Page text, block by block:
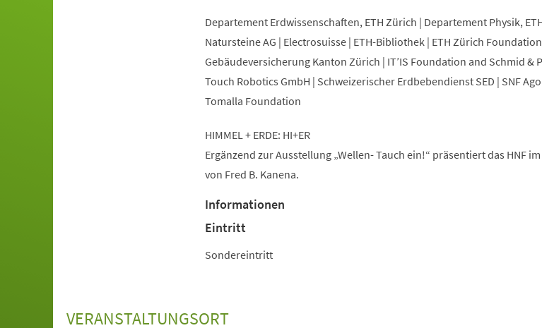
Departement Erdwissenschaften, ETH Zürich | Departement Physik,
Natursteine AG | Electrosuisse | ETH-Bibliothek | ETH Zürich
Gebäudeversicherung Kanton Zürich | IT’IS Foundation and Schmid &
Touch Robotics GmbH | Schweizerischer Erdbebendienst SED | SNF
Tomalla Foundation
HIMMEL + ERDE: HI+ER
Ergänzend zur Ausstellung „Wellen- Tauch ein!“ präsentiert das HNF
von Fred B. Kanena.
Informationen
Eintritt
Sondereintritt
VERANSTALTUNGSORT